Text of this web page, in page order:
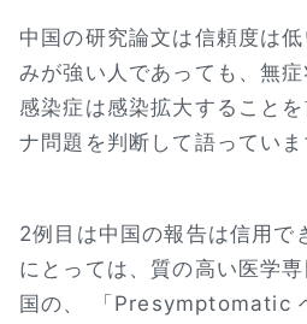
中国の研究論文は信頼度は
みが強い人であっても、無
感染症は感染拡大すること
ナ問題を判断して語っていま
2例目は中国の報告は信用で
にとっては、質の高い医学
国の、 「Presymptomatic